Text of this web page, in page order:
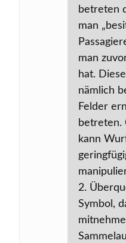
betreten
man
man
hat.
nämlich
Felder
betreten.
kann
2.
Symbol,